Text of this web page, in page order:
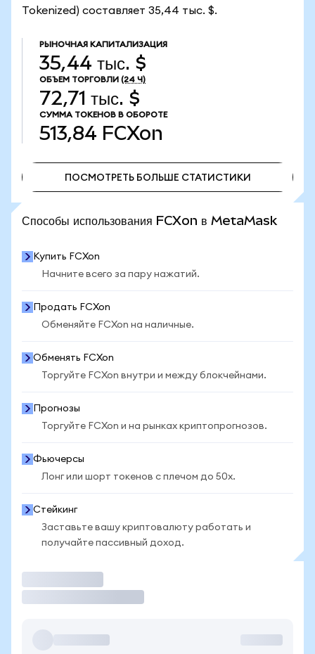
Tokenized) составляет 35,44 тыс. $.
РЫНОЧНАЯ КАПИТАЛИЗАЦИЯ
35,44 тыс. $
ОБЪЕМ ТОРГОВЛИ (24 Ч)
72,71 тыс. $
СУММА ТОКЕНОВ В ОБОРОТЕ
513,84 FCXon
ПОСМОТРЕТЬ БОЛЬШЕ СТАТИСТИКИ
Способы использования FCXon в MetaMask
Купить FCXon
Начните всего за пару нажатий.
Продать FCXon
Обменяйте FCXon на наличные.
Обменять FCXon
Торгуйте FCXon внутри и между блокчейнами.
Прогнозы
Торгуйте FCXon и на рынках криптопрогнозов.
Фьючерсы
Лонг или шорт токенов с плечом до 50x.
Стейкинг
Заставьте вашу криптовалюту работать и
получайте пассивный доход.